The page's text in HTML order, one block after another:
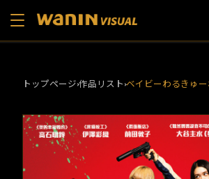
コラム
トップページ 作品リスト ベイビーわるきゅ